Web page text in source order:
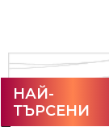
НАЙ-
ТЪРСЕНИ